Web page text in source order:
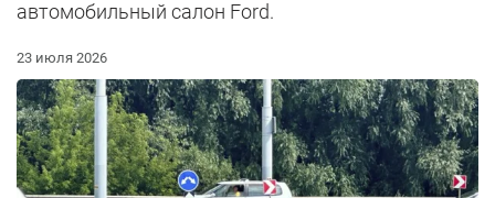
автомобильный салон Ford.
23 июля 2026